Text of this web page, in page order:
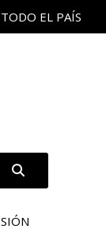
EL PAÍS